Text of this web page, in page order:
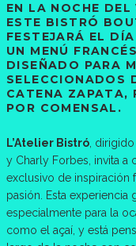
EN LA NOCHE DEL
ESTE BISTRÓ
FESTEJARÁ EL
UN MENÚ
DISEÑADO PARA
SELECCIONADOS
CATENA ZAPATA,
POR COMENSAL.
L’Atelier Bistró ,
y Charly Forbes, invita a
exclusivo de inspiración
pasión. Esta
especialmente para la
como el açaí, y está